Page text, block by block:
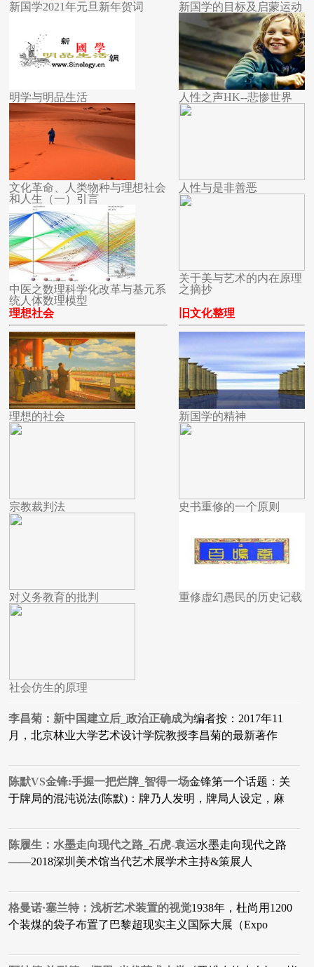
新国学2021年元旦新年贺词
明学与明品生活
文化革命、人类物种与理想社会
和人生（一）引言
中医之数理科学化改革与基元系
统人体数理模型
新国学的目标及启蒙运动
人性之声HK--悲惨世界
人性与是非善恶
关于美与艺术的内在原理
之摘抄
理想社会
理想的社会
宗教裁判法
对义务教育的批判
社会仿生的原理
旧文化整理
新国学的精神
史书重修的一个原则
重修虚幻愚民的历史记载
李昌菊：新中国建立后_政治正确成为编者按：2017年11
月，北京林业大学艺术设计学院教授李昌菊的最新著作
陈默VS金锋:手握一把烂牌_智得一场金锋第一个话题：关
于牌局的混沌说法(陈默)：牌乃人发明，牌局人设定，麻
陈履生：水墨走向现代之路_石虎-袁运水墨走向现代之路
——2018深圳美术馆当代艺术展学术主持&策展人
格曼诺·塞兰特：浅析艺术装置的视觉1938年，杜尚用1200
个装煤的袋子布置了巴黎超现实主义国际大展（Expo